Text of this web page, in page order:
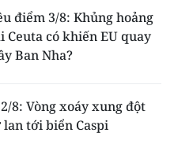
Tây
điểm 3/8: Khủng hoảng
Ceuta có khiến EU quay
Ban Nha?
8: Vòng xoáy xung đột
lan tới biển Caspi